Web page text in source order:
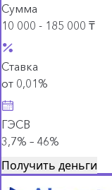
Сумма
10 000 - 185 000 ₸
Ставка
от 0,01%
ГЭСВ
3,7% – 46%
Получить деньги